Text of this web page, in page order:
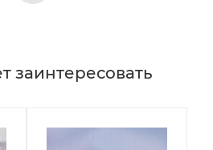
заинтересовать